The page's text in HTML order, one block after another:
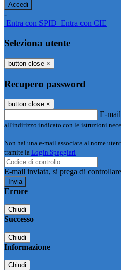
-
Entra con SPID Entra con CIE
Seleziona utente
button close ×
Recupero password
button close ×
E-mail
all'indirizzo indicato con le istruzioni
Non hai una e-mail associata al nome
tramite la Login Spaggiari
E-mail inviata, si prega di
Errore
Chiudi
Successo
Chiudi
Informazione
Chiudi